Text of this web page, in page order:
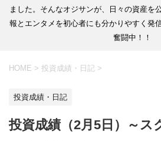
ました。そんなオジサンが、日々の資産を
報とエンタメを初心者にも分かりやすく発
奮闘中！！
HOME > 投資成績・日記 >
投資成績・日記
投資成績（2月5日）～ス